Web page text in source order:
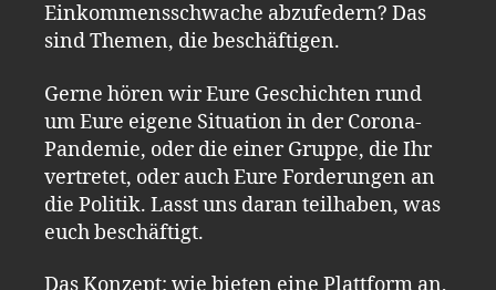
Einkommensschwache abzufedern? Das
sind Themen, die beschäftigen.
Gerne hören wir Eure Geschichten rund
um Eure eigene Situation in der Corona-
Pandemie, oder die einer Gruppe, die Ihr
vertretet, oder auch Eure Forderungen an
die Politik. Lasst uns daran teilhaben, was
euch beschäftigt.